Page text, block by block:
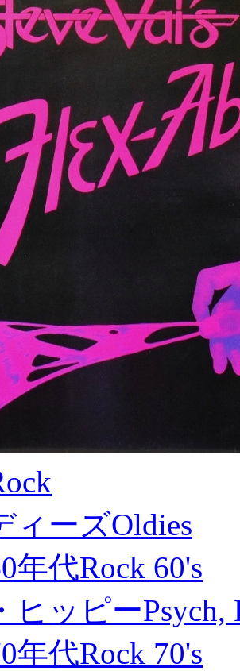
ィーズOldies
年代Rock 60's
ヒッピーPsych,
年代Rock 70's